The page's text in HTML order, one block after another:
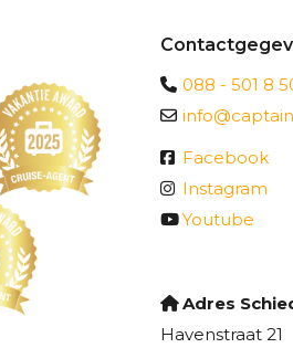
088 - 501 8
Facebook
Instagram
Youtube
Adres
Havenstraat 21